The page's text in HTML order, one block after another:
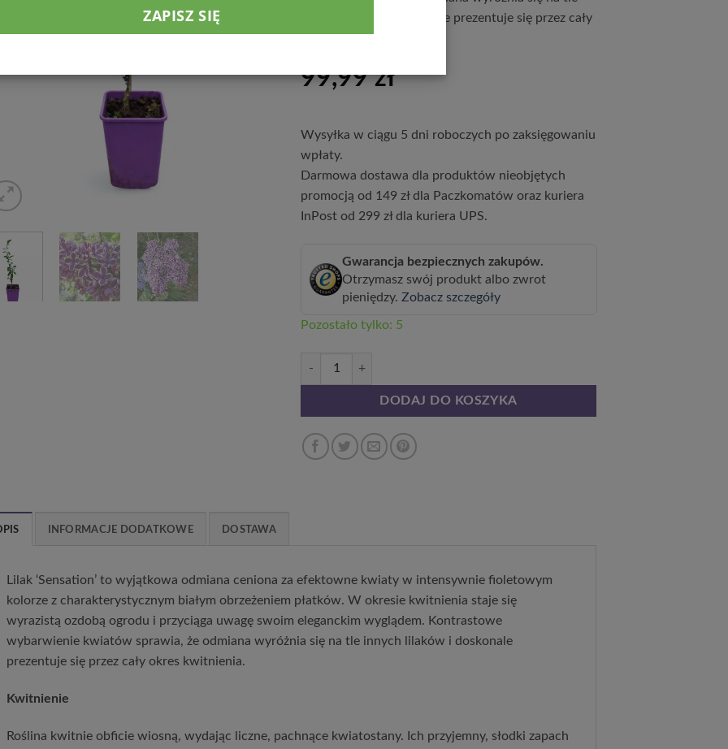
innych lilaków i doskonale prezentuje się przez cały
okres kwitnienia.
99,99zł
Wysyłka w ciągu 5 dni roboczych po zaksięgowaniu
wpłaty.
Darmowa dostawa dla produktów nieobjętych
promocją od 149 zł dla Paczkomatów oraz kuriera
InPost od 299 zł dla kuriera UPS.
Gwarancja bezpiecznych zakupów.
Otrzymasz swój produkt albo zwrot
pieniędzy.Zobacz szczegóły
Pozostało tylko: 5
ilość Lilak 'Sensation' C6 (szczepienie na podkładce)
DODAJ DO KOSZYKA
INFORMACJE DODATKOWE DOSTAWA
Lilak ‘Sensation’ to wyjątkowa odmiana ceniona za efektowne kwiaty w intensywnie fioletowym
kolorze z charakterystycznym białym obrzeżeniem płatków. W okresie kwitnienia staje się
wyrazistą ozdobą ogrodu i przyciąga uwagę swoim eleganckim wyglądem. Kontrastowe
wybarwienie kwiatów sprawia, że odmiana wyróżnia się na tle innych lilaków i doskonale
prezentuje się przez cały okres kwitnienia.
Kwitnienie
Roślina kwitnie obficie wiosną, wydając liczne, pachnące kwiatostany. Ich przyjemny, słodki zapach